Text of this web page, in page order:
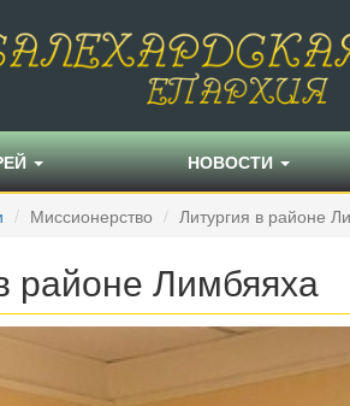
НОВОСТИ
Миссионерство Литургия в районе
районе Лимбяяха